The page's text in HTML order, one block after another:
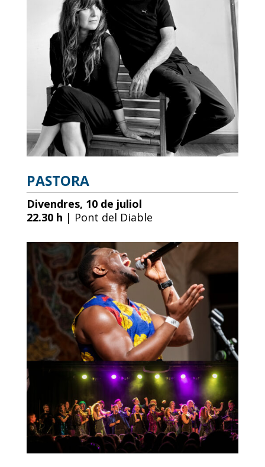
PASTORA
Divendres, 10 de juliol
22.30 h | Pont del Diable